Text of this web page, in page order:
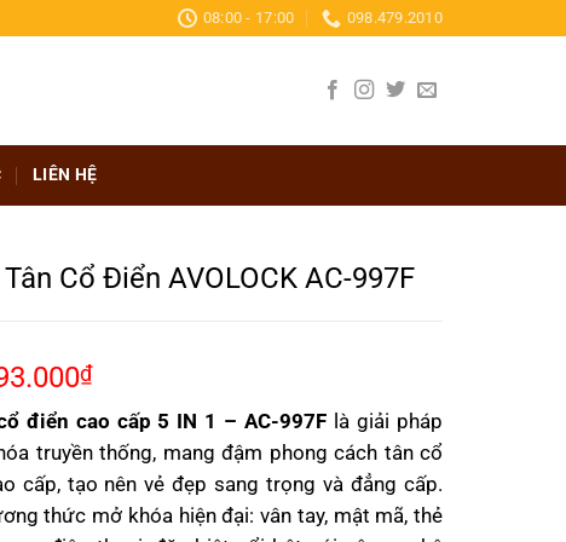
08:00 - 17:00 098.479.2010
LIÊN HỆ
Cổ Điển AVOLOCK AC-997F
₫Giá
hiện
tại
là:
27.293.000₫.
điển cao cấp 5 IN 1 – AC-997F là giải pháp
truyền thống, mang đậm phong cách tân cổ
cấp, tạo nên vẻ đẹp sang trọng và đẳng cấp.
thức mở khóa hiện đại: vân tay, mật mã, thẻ